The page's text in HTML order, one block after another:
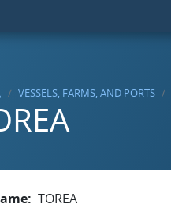
VESSELS, FARMS, AND PORTS
TOREA